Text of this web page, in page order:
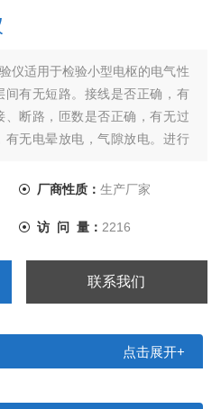
仪适用于检验小型电枢的电气性
有无短路。接线是否正确，有
断路，匝数是否正确，有无过
有无电晕放电，气隙放电。进行
厂商性质： 生产厂家
访 问 量： 2216
联系我们
点击展开+